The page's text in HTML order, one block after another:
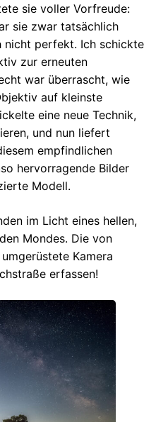
sie voller Vorfreude:
sie zwar tatsächlich
nicht perfekt. Ich schickte
zur erneuten
war überrascht, wie
auf kleinste
eine neue Technik,
und nun liefert
empfindlichen
hervorragende Bilder
Modell.
im Licht eines hellen,
Mondes. Die von
Kamera
erfassen!